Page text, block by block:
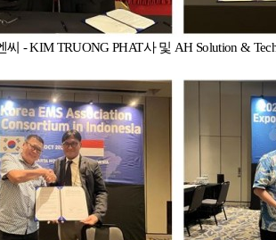
씨 - KIM TRUONG PHAT사 및 AH Solution &